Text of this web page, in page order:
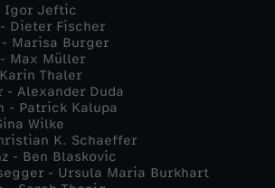
Igor Jeftic
Dieter Fischer
Marisa Burger
Max Müller
Thaler
- Alexander Duda
- Patrick Kalupa
Wilke
K. Schaeffer
- Ben Blaskovic
- Ursula Maria Burkhart